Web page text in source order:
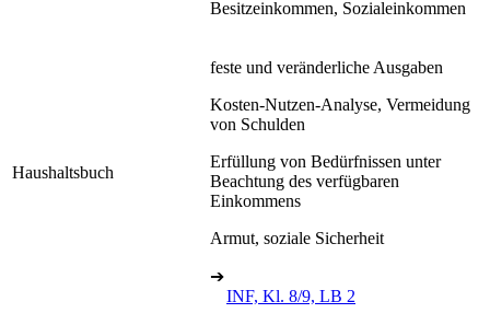
Besitzeinkommen, Sozialeinkommen
Haushaltsbuch
feste und veränderliche Ausgaben
Kosten-Nutzen-Analyse, Vermeidung
von Schulden
Erfüllung von Bedürfnissen unter
Beachtung des verfügbaren
Einkommens
Armut, soziale Sicherheit
➔
INF, Kl. 8/9, LB 2